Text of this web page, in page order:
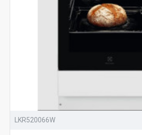
LKR520066W